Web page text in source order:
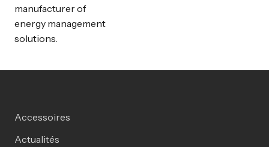
manufacturer of
energy management
solutions.
Accessoires
Actualités